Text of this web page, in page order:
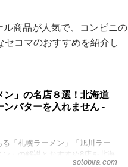
商品が人気で、コンビニの
コマのおすすめを紹介し
ン」の名店８選！北海道
ンバターを入れません -
る「札幌ラーメン」「旭川ラー
」の解説とおすすめ8店を北海
sotobira.com